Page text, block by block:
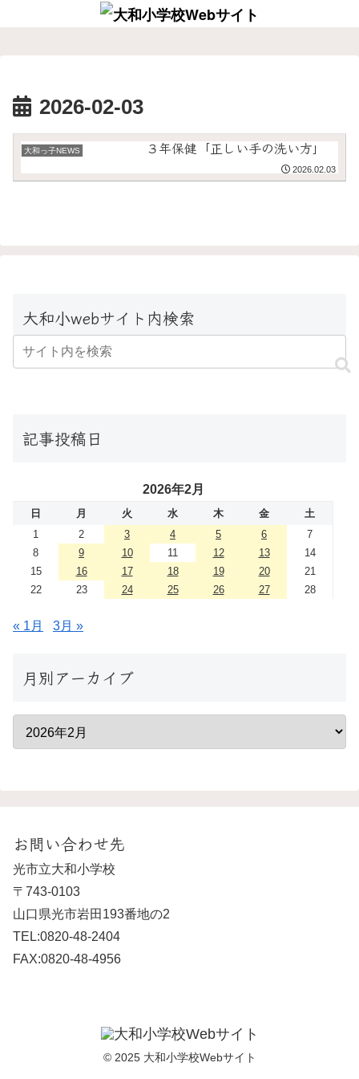
2026-02-03
大和っ子NEWS ３年保健「正しい手の洗い方」
2026.02.03
大和小webサイト内検索
記事投稿日
2026年2月
日 月 火 水 木 金
土
1
2 3 4 5 6
7
8
9 10 11 12 13
14
15
16 17 18 19 20
21
22
23 24 25 26 27 28
« 1月 3月 »
月別アーカイブ
お問い合わせ先
光市立大和小学校
〒743-0103
山口県光市岩田193番地の2
TEL:0820-48-2404
FAX:0820-48-4956
© 2025 大和小学校Webサイト